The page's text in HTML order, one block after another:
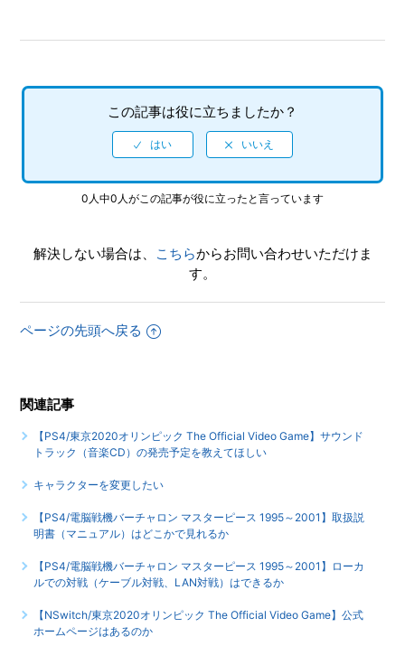
【PS4/東京2020オリンピック The Official Video Game】
公式ホームページはあるのか
サウンドトラック（音楽CD）の発売予定を教えてほしい
攻略本の発売情報を教えてほしい
この記事は役に立ちましたか？
0人中0人がこの記事が役に立ったと言っています
解決しない場合は、 こちらからお問い合わせいただけま
す。
ページの先頭へ戻る
関連記事
【PS4/東京2020オリンピック The Official Video Game】サウンド
トラック（音楽CD）の発売予定を教えてほしい
キャラクターを変更したい
【PS4/電脳戦機バーチャロン マスターピース 1995～2001】取扱説
明書（マニュアル）はどこかで見れるか
【PS4/電脳戦機バーチャロン マスターピース 1995～2001】ローカ
ルでの対戦（ケーブル対戦、LAN対戦）はできるか
【NSwitch/東京2020オリンピック The Official Video Game】公式
ホームページはあるのか